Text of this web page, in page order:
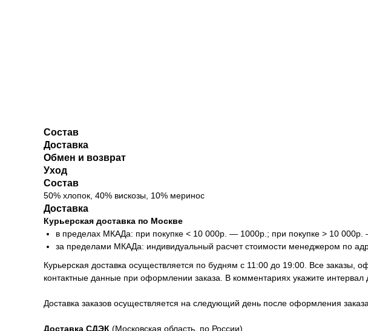
Состав
Доставка
Обмен и возврат
Уход
Состав
50% хлопок, 40% вискозы, 10% меринос
Доставка
Курьерская доставка по Москве
в пределах МКАДа: при покупке < 10 000р. — 1000р.; при покупке > 10 000р.
за пределами МКАДа: индивидуальный расчет стоимости менеджером по
Курьерская доставка осуществляется по будням с 11:00 до 19:00. Все
контактные данные при оформлении заказа. В комментариях укажите интервал
Доставка заказов осуществляется на следующий день после оформления
Доставка СДЭК (Московская область, по России)